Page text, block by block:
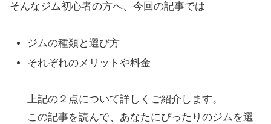
そんなジム初心者の方へ、今回の記事では
ジムの種類と選び方
それぞれのメリットや料金
上記の２点について詳しくご紹介します。
この記事を読んで、あなたにぴったりのジムを選